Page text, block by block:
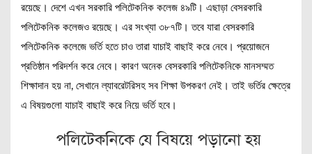
রয়েছে। দেশে এখন সরকারি পলিটেকনিক কলেজ ৪৯টি। এছাড়া বেসরকারি
পলিটেকনিক কলেজও রয়েছে। এর সংখ্যা ৩৮৭টি। তবে যারা বেসরকারি
পলিটেকনিক কলেজে ভর্তি হতে চাও তারা যাচাই বাছাই করে নেবে। প্রয়োজনে
প্রতিষ্ঠান পরিদর্শন করে নেবে। কারণ অনেক বেসরকারি পলিটেকনিকে মানসম্মত
শিক্ষাদান হয় না, সেখানে ল্যাবরেটরিসহ সব শিক্ষা উপকরণ নেই। তাই ভর্তির ক্ষেত্রে
এ বিষয়গুলো যাচাই বাছাই করে নিয়ে ভর্তি হবে।
পলিটেকনিকে যে বিষয়ে পড়ানো হয়